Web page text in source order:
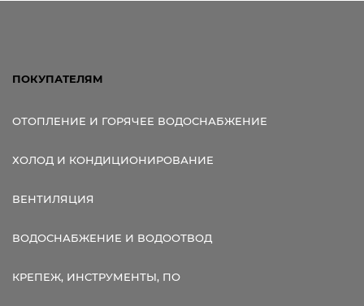
ПОКУПАТЕЛЯМ
ОТОПЛЕНИЕ И ГОРЯЧЕЕ ВОДОСНАБЖЕНИЕ
ХОЛОД И КОНДИЦИОНИРОВАНИЕ
ВЕНТИЛЯЦИЯ
ВОДОСНАБЖЕНИЕ И ВОДООТВОД
КРЕПЕЖ, ИНСТРУМЕНТЫ, ПО